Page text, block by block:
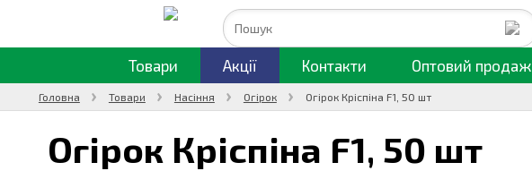
Товари Акції Контакти Оптовий продаж
Головна Товари Насіння Огірок Огірок Кріспіна F1, 50 шт
Огірок Кріспіна F1, 50 шт